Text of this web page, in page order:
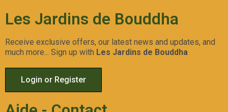
Les Jardins de Bouddha
Receive exclusive offers, our latest news and updates, and
much more... Sign up with Les Jardins de Bouddha
Login or Register